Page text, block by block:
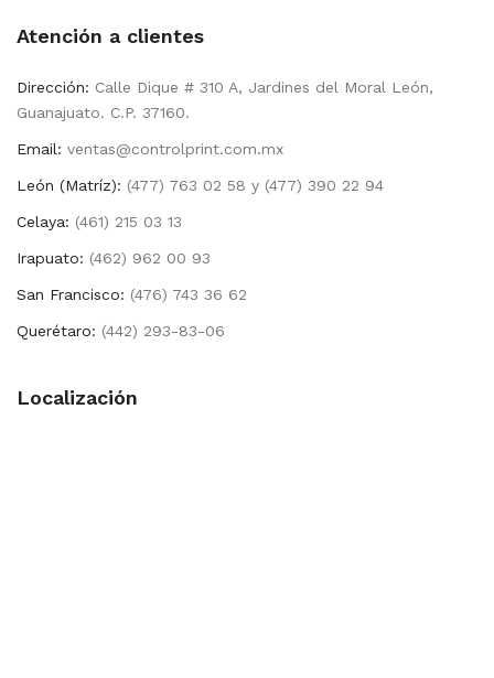
Atención a clientes
Dirección: Calle Dique # 310 A, Jardines del Moral León,
Guanajuato. C.P. 37160.
Email: ventas@controlprint.com.mx
León (Matríz): (477) 763 02 58 y (477) 390 22 94
Celaya: (461) 215 03 13
Irapuato: (462) 962 00 93
San Francisco: (476) 743 36 62
Querétaro: (442) 293-83-06
Localización